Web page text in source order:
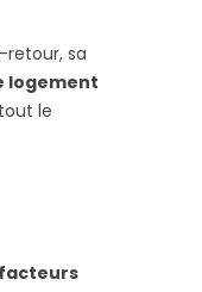
sa
logement
le